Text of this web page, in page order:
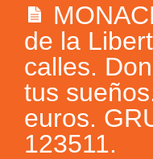
de la
calles.
tus
euros.
123511.